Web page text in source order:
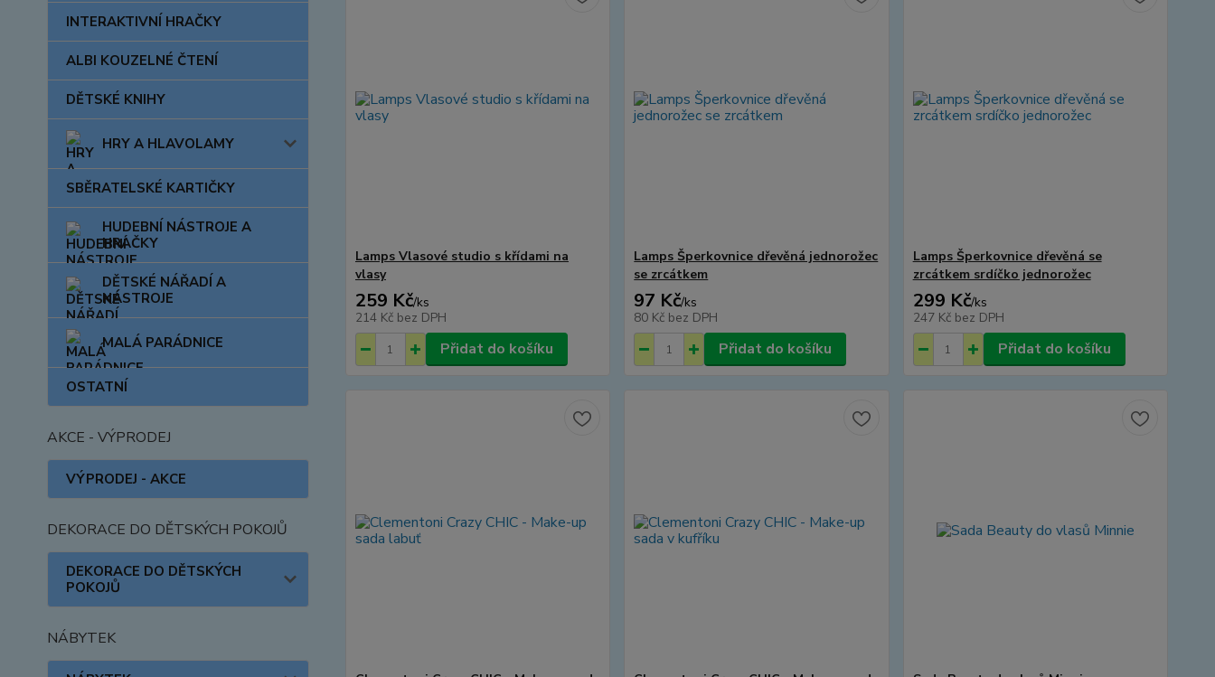
INTERAKTIVNÍ HRAČKY
ALBI KOUZELNÉ ČTENÍ
DĚTSKÉ KNIHY
HRY A HLAVOLAMY
SBĚRATELSKÉ KARTIČKY
HUDEBNÍ NÁSTROJE A
HRAČKY
DĚTSKÉ NÁŘADÍ A
NÁSTROJE
MALÁ PARÁDNICE
OSTATNÍ
AKCE - VÝPRODEJ
VÝPRODEJ - AKCE
DEKORACE DO DĚTSKÝCH POKOJŮ
DEKORACE DO DĚTSKÝCH
POKOJŮ
NÁBYTEK
Lamps Vlasové studio s křídami na
vlasy
259 Kč/ks
214 Kč bez DPH
Přidat do košíku
Lamps Šperkovnice dřevěná jednorožec
se zrcátkem
97 Kč/ks
80 Kč bez DPH
Přidat do košíku
Lamps Šperkovnice dřevěná se
zrcátkem srdíčko jednorožec
299 Kč/ks
247 Kč bez DPH
Přidat do košíku